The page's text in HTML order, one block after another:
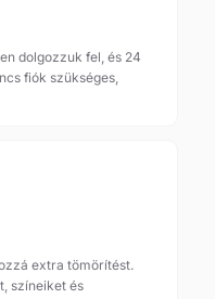
dolgozzuk fel, és 24
fiók szükséges,
extra tömörítést.
színeiket és